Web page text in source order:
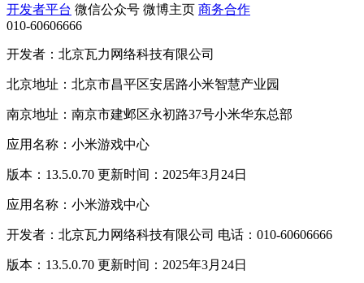
开发者平台 微信公众号 微博主页 商务合作
010-60606666
开发者：北京瓦力网络科技有限公司
北京地址：北京市昌平区安居路小米智慧产业园
南京地址：南京市建邺区永初路37号小米华东总部
应用名称：小米游戏中心
版本：13.5.0.70 更新时间：2025年3月24日
应用名称：小米游戏中心
开发者：北京瓦力网络科技有限公司 电话：010-60606666
版本：13.5.0.70 更新时间：2025年3月24日